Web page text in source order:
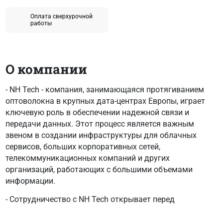
Оплата сверхурочной
работы
О компании
- NH Tech - компания, занимающаяся протягиванием
оптоволокна в крупных дата-центрах Европы, играет
ключевую роль в обеспечении надежной связи и
передачи данных. Этот процесс является важным
звеном в создании инфраструктуры для облачных
сервисов, больших корпоративных сетей,
телекоммуникационных компаний и других
организаций, работающих с большими объемами
информации.
- Сотрудничество с NH Tech открывает перед